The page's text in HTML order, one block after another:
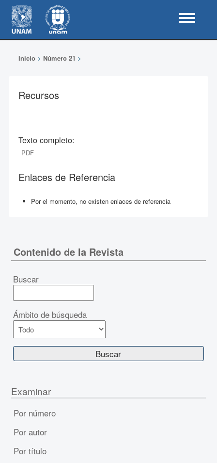
Inicio> Número 21 >
Recursos
Texto completo:
PDF
Enlaces de Referencia
Por el momento, no existen enlaces de referencia
Contenido de la Revista
Buscar
Ámbito de búsqueda
Examinar
Por número
Por autor
Por título